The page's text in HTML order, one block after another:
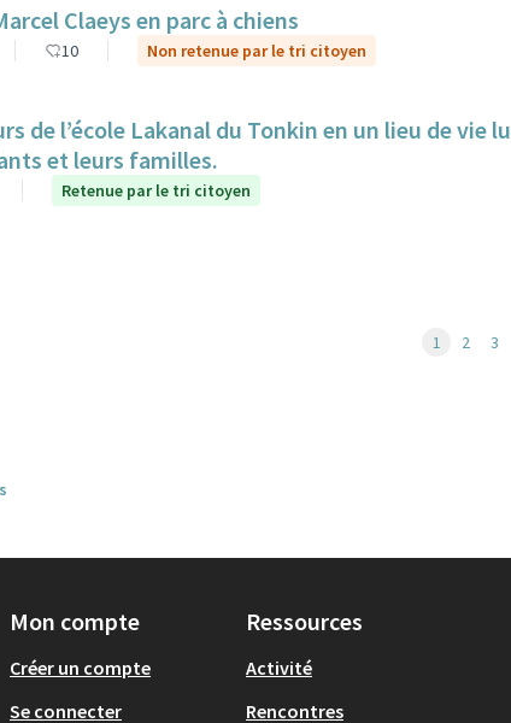
Claeys en parc à chiens
10 Non retenue par le tri citoyen
de l’école Lakanal du Tonkin en un lieu de vie
et leurs familles.
Retenue par le tri citoyen
1 2 3
Mon compte
Créer un compte
Se connecter
Ressources
Activité
Rencontres